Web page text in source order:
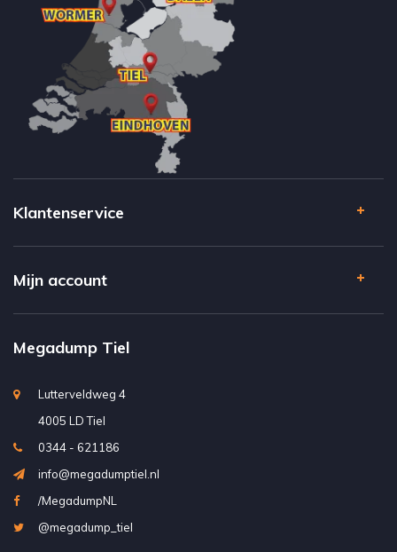
Klantenservice
Mijn account
Megadump Tiel
Lutterveldweg 4
4005 LD Tiel
0344 - 621186
info@megadumptiel.nl
/MegadumpNL
@megadump_tiel